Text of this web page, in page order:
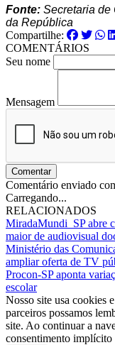
Fonte: Secretaria de
da República
Compartilhe:
COMENTÁRIOS
Seu nome
Mensagem
Comentar
Comentário enviado
Carregando...
RELACIONADOS
MiradaMundi_SP abre
maior de audiovisual
Ministério das
ampliar oferta de TV
Procon-SP aponta
escolar
Nosso site usa cookies
parceiros possamos
site. Ao continuar a
consentimento implícito